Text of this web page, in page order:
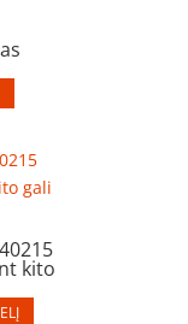
kito